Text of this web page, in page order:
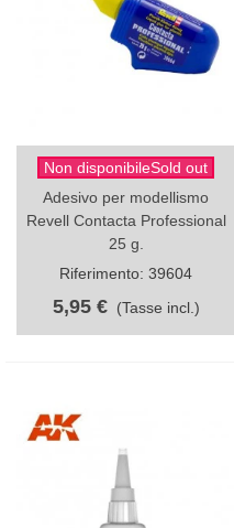
Non disponibileSold out
Adesivo per modellismo
Revell Contacta Professional
25 g.
Riferimento: 39604
5,95 € (Tasse incl.)